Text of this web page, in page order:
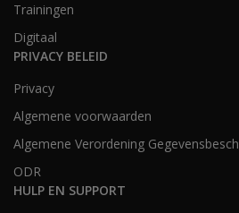
Trainingen
Digitaal
PRIVACY BELEID
Privacy
Algemene voorwaarden
Algemene Verordening
ODR
HULP EN SUPPORT